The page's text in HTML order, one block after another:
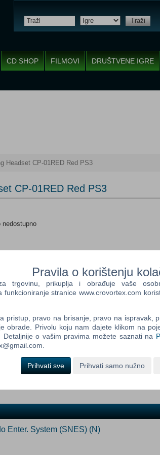
Traži
CD SHOP FILMOVI DRUŠTVENE IGRE
Headset CP-01RED Red PS3
CP-01RED Red PS3
nedostupno
Prijavi me
Enter. System (SNES) (N)
Pravila o korištenju
trgovinu, prikuplja i obrađuje vaše
funkcioniranje stranice www.crovortex.com
pristup, pravo na brisanje, pravo na ispravak,
obrade. Privolu koju nam dajete klikom na
Detaljnije o vašim pravima možete saznati na
Prihvati sve Prihvati samo nužno